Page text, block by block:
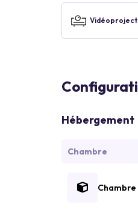
Hébergement
Chambre
Chambre